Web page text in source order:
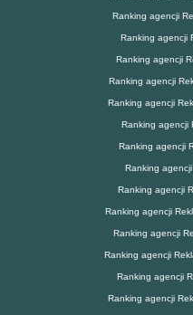
Ranking agencji
Ranking agencji
Ranking agencji
Ranking agencji
Ranking agencji
Ranking agencji
Ranking agencji
Ranking
Ranking agencji
Ranking agencji
Ranking agencji
Ranking agencji
Ranking agencji
Ranking agencji